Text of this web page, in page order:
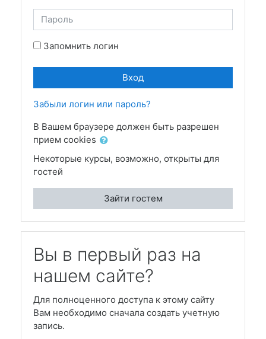
Пароль
Запомнить логин
Вход
Забыли логин или пароль?
В Вашем браузере должен быть разрешен
прием cookies
Некоторые курсы, возможно, открыты для
гостей
Зайти гостем
Вы в первый раз на
нашем сайте?
Для полноценного доступа к этому сайту
Вам необходимо сначала создать учетную
запись.